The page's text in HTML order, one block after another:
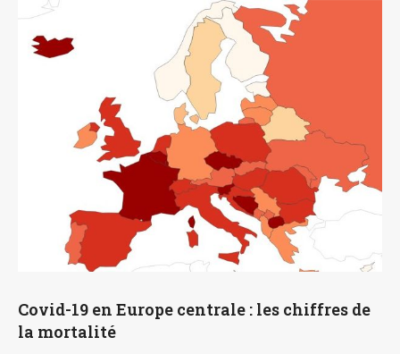
Covid-19 en Europe centrale : les chiffres de
la mortalité